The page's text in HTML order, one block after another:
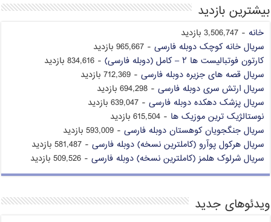
بیشترین بازدید
خانه - 3,506,747 بازدید
سریال خانه کوچک دوبله فارسی - 965,667 بازدید
کارتون فوتبالیست ها ۲ – کامل (دوبله فارسی)
- 834,616 بازدید
سریال قصه های جزیره دوبله فارسی - 712,369 بازدید
سریال ارتش سری دوبله فارسی - 694,298 بازدید
سریال پزشک دهکده دوبله فارسی - 639,047 بازدید
نوستالژیک ترین موزیک ها - 615,504 بازدید
سریال جنگجویان کوهستان دوبله فارسی - 593,009 بازدید
سریال هرکول پوآرو (کاملترین نسخه) دوبله فارسی - 581,487 بازدید
سریال شرلوک هلمز (کاملترین نسخه) دوبله فارسی - 509,526 بازدید
ویدئوهای جدید